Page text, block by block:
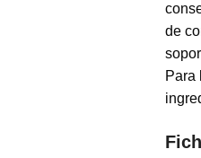
de
Para